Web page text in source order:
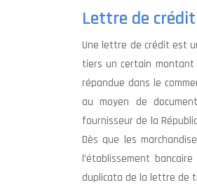
Lettre de crédit
Une lettre de crédit est
tiers un certain montant
répandue dans le
au moyen de
fournisseur de la
Dès que les
l’établissement
duplicata de la lettre de